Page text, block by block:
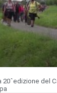
del